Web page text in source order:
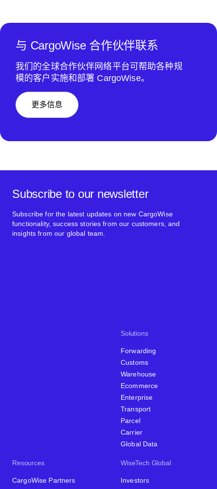
与 CargoWise 合作伙伴联系
我们的全球合作伙伴网络平台可帮助各种规
模的客户实施和部署 CargoWise。
更多信息
Solutions
Forwarding
Customs
Warehouse
Ecommerce
Enterprise
Transport
Parcel
Carrier
Global Data
Resources
CargoWise Partners
WiseTech Global
Investors
Subscribe to our newsletter
Subscribe for the latest updates on new CargoWise
functionality, success stories from our customers, and
insights from our global team.